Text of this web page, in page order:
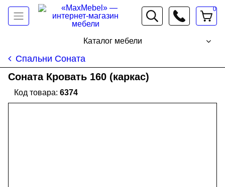
0
Каталог мебели
Спальни Соната
Соната Кровать 160 (каркас)
6374